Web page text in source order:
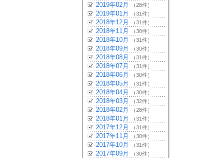
2019年02月 （28件）
2019年01月 （31件）
2018年12月 （31件）
2018年11月 （30件）
2018年10月 （31件）
2018年09月 （30件）
2018年08月 （31件）
2018年07月 （31件）
2018年06月 （30件）
2018年05月 （31件）
2018年04月 （30件）
2018年03月 （32件）
2018年02月 （28件）
2018年01月 （31件）
2017年12月 （31件）
2017年11月 （30件）
2017年10月 （31件）
2017年09月 （30件）